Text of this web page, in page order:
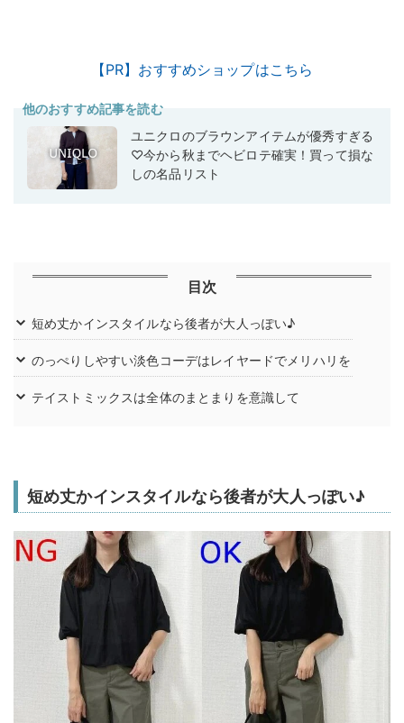
【PR】おすすめショップはこちら
他のおすすめ記事を読む
ユニクロのブラウンアイテムが優秀すぎる
♡今から秋までヘビロテ確実！買って損な
しの名品リスト
目次
短め丈かインスタイルなら後者が大人っぽい♪
のっぺりしやすい淡色コーデはレイヤードでメリハリを
テイストミックスは全体のまとまりを意識して
短め丈かインスタイルなら後者が大人っぽい♪